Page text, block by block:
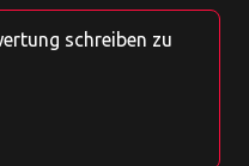
schreiben zu